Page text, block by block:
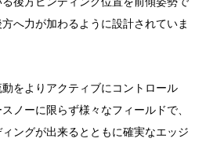
へ力が加わるように設計されていま
をよりアクティブにコントロール
ノーに限らず様々なフィールドで、
ングが出来るとともに確実なエッジ